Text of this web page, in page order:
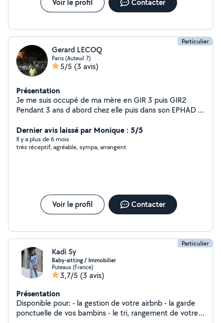
Voir le profil Contacter
Particulier
Gerard LECOQ
Paris (Auteuil 7)
5/5 (3 avis)
Présentation
Je me suis occupé de ma mère en GIR 3 puis GIR2
Pendant 3 ans d abord chez elle puis dans son EPHAD je
peux également envisager une garde sanitaire la nuit.
Dernier avis laissé par Monique : 5/5
Il y a plus de 6 mois
très réceptif, agréable, sympa, arrangent
Voir le profil Contacter
Particulier
Kadi Sy
Baby-sitting / Immobilier
Puteaux (France)
3,7/5 (3 avis)
Présentation
Disponible pour: - la gestion de votre airbnb - la garde
ponctuelle de vos bambins - le tri, rangement de votre